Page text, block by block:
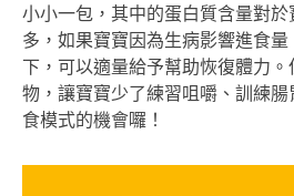
小小一包，其中的蛋白質含量對
多，如果寶寶因為生病影響進食
下，可以適量給予幫助恢復體力
物，讓寶寶少了練習咀嚼、訓練
食模式的機會囉！